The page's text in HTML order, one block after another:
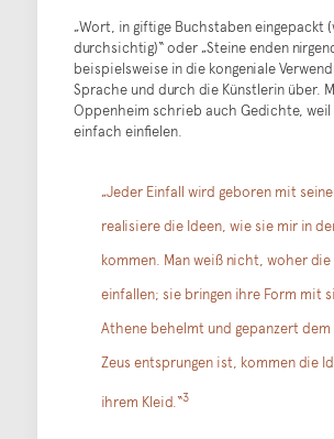
„Wort, in giftige Buchstaben eingepackt
durchsichtig)“ oder „Steine enden
beispielsweise in die kongeniale
Sprache und durch die Künstlerin über.
Oppenheim schrieb auch Gedichte,
einfach einfielen.
„Jeder Einfall wird geboren mit
realisiere die Ideen, wie sie mir in
kommen. Man weiß nicht, woher die
einfallen; sie bringen ihre Form mit
Athene behelmt und gepanzert dem
Zeus entsprungen ist, kommen die
ihrem Kleid.“3